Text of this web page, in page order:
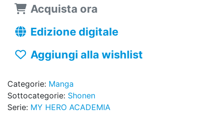
Acquista ora
Edizione digitale
Aggiungi alla wishlist
Categorie: Manga
Sottocategorie: Shonen
Serie: MY HERO ACADEMIA